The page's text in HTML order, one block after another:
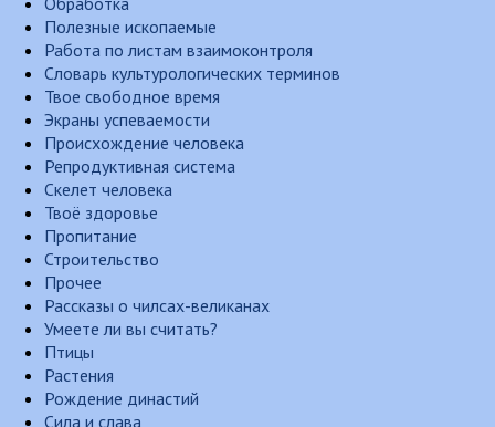
Полезные ископаемые
Работа по листам взаимоконтроля
Словарь культурологических терминов
Твое свободное время
Экраны успеваемости
Происхождение человека
Репродуктивная система
Скелет человека
Твоё здоровье
Пропитание
Строительство
Прочее
Рассказы о чилсах-великанах
Умеете ли вы считать?
Птицы
Растения
Рождение династий
Сила и слава